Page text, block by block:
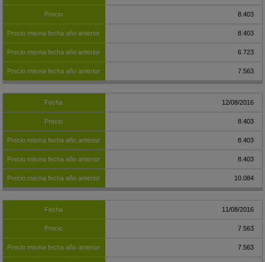
8.403
8.403
6.723
7.563
12/08/2016
8.403
8.403
8.403
10.084
11/08/2016
7.563
7.563